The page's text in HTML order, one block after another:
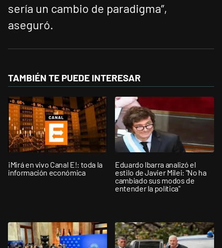
sería un cambio de paradigma”,
aseguró.
TAMBIÉN TE PUEDE INTERESAR
¡Mirá en vivo Canal E!: toda la
información económica
Eduardo Ibarra analizó el
estilo de Javier Milei: "No ha
cambiado sus modos de
entender la política"